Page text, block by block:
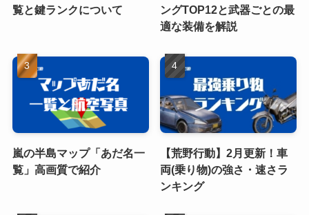
覧と鍵ランクについて
ングTOP12と武器ごとの最
適な装備を解説
嵐の半島マップ「あだ名一
覧」高画質で紹介
【荒野行動】2月更新！車
両(乗り物)の強さ・速さラ
ンキング